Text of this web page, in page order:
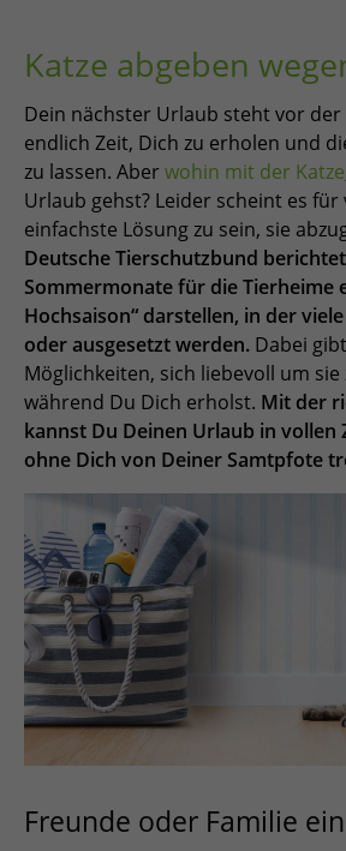
Katze abgeben
Dein nächster Urlaub steht vor
endlich Zeit, Dich zu erholen und
zu lassen. Aber wohin mit der Katze
Urlaub gehst? Leider scheint es für
einfachste Lösung zu sein, sie
Deutsche Tierschutzbund
Sommermonate für die Tierheime
Hochsaison“ darstellen, in der
oder ausgesetzt werden. Dabei
Möglichkeiten, sich liebevoll um
während Du Dich erholst. Mit der
kannst Du Deinen Urlaub in vollen
ohne Dich von Deiner Samtpfote
Freunde oder Familie